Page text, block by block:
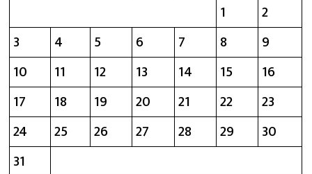
1
2
3
4 5 6 7 8
9
10
11 12 13 14 15
16
17
18 19 20 21 22
23
24
25 26 27 28 29
30
31